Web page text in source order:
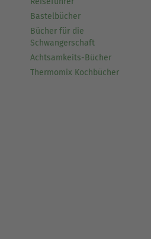
Bastelbücher
Bücher für die
Schwangerschaft
Achtsamkeits-Bücher
Thermomix Kochbücher